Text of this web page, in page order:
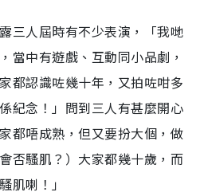
三人屆時有不少表演，「我哋
當中有遊戲、互動同小品劇，
都認識咗幾十年，又拍咗咁多
紀念！」問到三人有甚麼開心
都唔成熟，但又要扮大個，做
否騷肌？）大家都幾十歲，而
肌喇！」